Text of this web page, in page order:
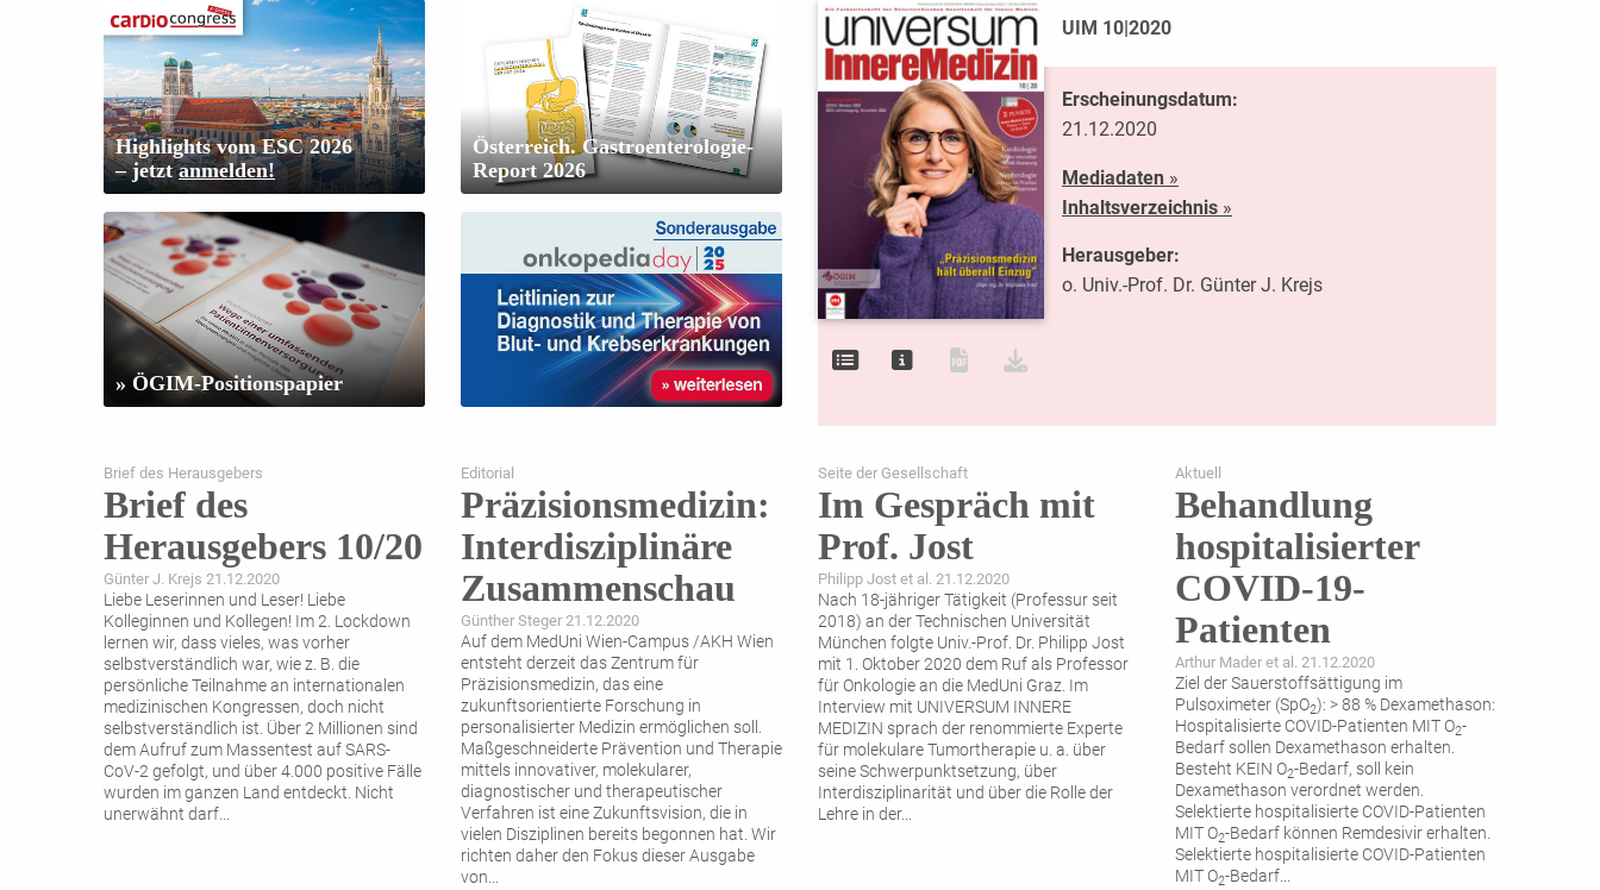
Highlights vom ESC 2026
– jetztanmelden!
Österreich. Gastroenterologie-
Report 2026
» ÖGIM-Positionspapier
UIM 10|2020
Erscheinungsdatum:
21.12.2020
Mediadaten»
Inhaltsverzeichnis»
Herausgeber:
o. Univ.-Prof. Dr. Günter J. Krejs
Brief des Herausgebers
Brief des
Herausgebers 10/20
Günter J. Krejs 21.12.2020
Liebe Leserinnen und Leser! Liebe
Kolleginnen und Kollegen! Im 2. Lockdown
lernen wir, dass vieles, was vorher
selbstverständlich war, wie z. B. die
persönliche Teilnahme an internationalen
medizinischen Kongressen, doch nicht
selbstverständlich ist. Über 2 Millionen sind
dem Aufruf zum Massentest auf SARS-
CoV-2 gefolgt, und über 4.000 positive Fälle
wurden im ganzen Land entdeckt. Nicht
unerwähnt darf...
Editorial
Präzisionsmedizin:
Interdisziplinäre
Zusammenschau
Günther Steger 21.12.2020
Auf dem MedUni Wien-Campus /AKH Wien
entsteht derzeit das Zentrum für
Präzisionsmedizin, das eine
zukunftsorientierte Forschung in
personalisierter Medizin ermöglichen soll.
Maßgeschneiderte Prävention und Therapie
mittels innovativer, molekularer,
diagnostischer und therapeutischer
Verfahren ist eine Zukunftsvision, die in
vielen Disziplinen bereits begonnen hat. Wir
richten daher den Fokus dieser Ausgabe
von...
Seite der Gesellschaft
Im Gespräch mit
Prof. Jost
Philipp Jost et al. 21.12.2020
Nach 18-jähriger Tätigkeit (Professur seit
2018) an der Technischen Universität
München folgte Univ.-Prof. Dr. Philipp Jost
mit 1. Oktober 2020 dem Ruf als Professor
für Onkologie an die MedUni Graz. Im
Interview mit UNIVERSUM INNERE
MEDIZIN sprach der renommierte Experte
für molekulare Tumortherapie u. a. über
seine Schwerpunktsetzung, über
Interdisziplinarität und über die Rolle der
Lehre in der...
Aktuell
Behandlung
hospitalisierter
COVID-19-
Patienten
Arthur Mader et al. 21.12.2020
Ziel der Sauerstoffsättigung im
Pulsoximeter (SpO2): > 88 % Dexamethason:
Hospitalisierte COVID-Patienten MIT O2-
Bedarf sollen Dexamethason erhalten.
Besteht KEIN O2-Bedarf, soll kein
Dexamethason verordnet werden.
Selektierte hospitalisierte COVID-Patienten
MIT O2-Bedarf können Remdesivir erhalten.
Selektierte hospitalisierte COVID-Patienten
MIT O2-Bedarf...